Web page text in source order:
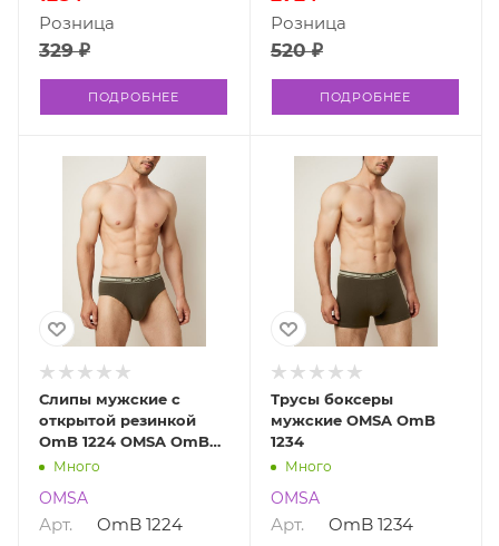
329 ₽
Розница
ПОДРОБНЕЕ
520 ₽
Розница
ПОДРОБНЕЕ
Слипы мужские с
открытой резинкой
OmB 1224 OMSA OmB
1224Много
OMSA
Арт. OmB 1224
Трусы боксеры
мужские OMSA OmB
1234
Много
OMSA
Арт. OmB 1234